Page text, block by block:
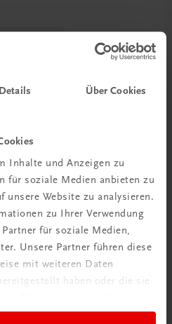
Details Über Cookies
Inhalte und Anzeigen zu
für soziale Medien anbieten zu
unsere Website zu analysieren.
zu Ihrer Verwendung
für soziale Medien,
Unsere Partner führen diese
mit weiteren Daten
haben oder die sie